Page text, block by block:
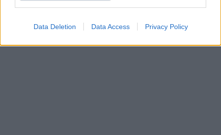
Data Deletion Data Access Privacy Policy